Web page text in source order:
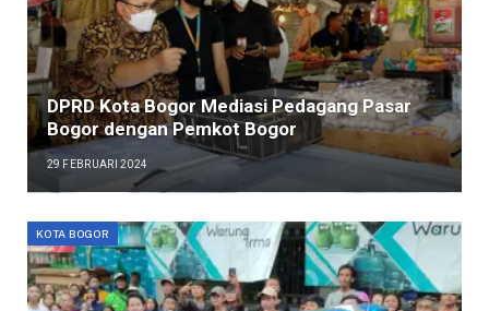
DPRD Kota Bogor Mediasi Pedagang Pasar
Bogor dengan Pemkot Bogor
29 FEBRUARI 2024
KOTA BOGOR